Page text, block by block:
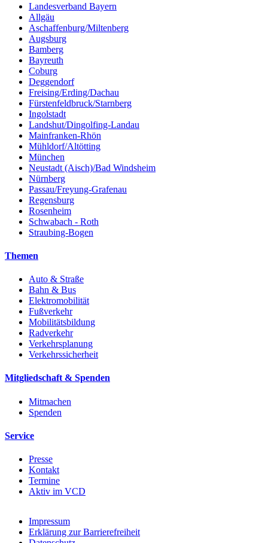
Landesverband Bayern
Allgäu
Aschaffenburg/Miltenberg
Augsburg
Bamberg
Bayreuth
Coburg
Deggendorf
Freising/Erding/Dachau
Fürstenfeldbruck/Starnberg
Ingolstadt
Landshut/Dingolfing-Landau
Mainfranken-Rhön
Mühldorf/Altötting
München
Neustadt (Aisch)/Bad Windsheim
Nürnberg
Passau/Freyung-Grafenau
Regensburg
Rosenheim
Schwabach - Roth
Straubing-Bogen
Themen
Auto & Straße
Bahn & Bus
Elektromobilität
Fußverkehr
Mobilitätsbildung
Radverkehr
Verkehrsplanung
Verkehrssicherheit
Mitgliedschaft & Spenden
Mitmachen
Spenden
Service
Presse
Kontakt
Termine
Aktiv im VCD
Impressum
Erklärung zur Barrierefreiheit